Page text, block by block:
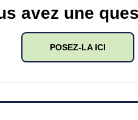
avez une
POSEZ-LA ICI